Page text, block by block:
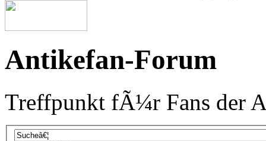
Antikefan-Forum
Treffpunkt fÃ¼r Fans der